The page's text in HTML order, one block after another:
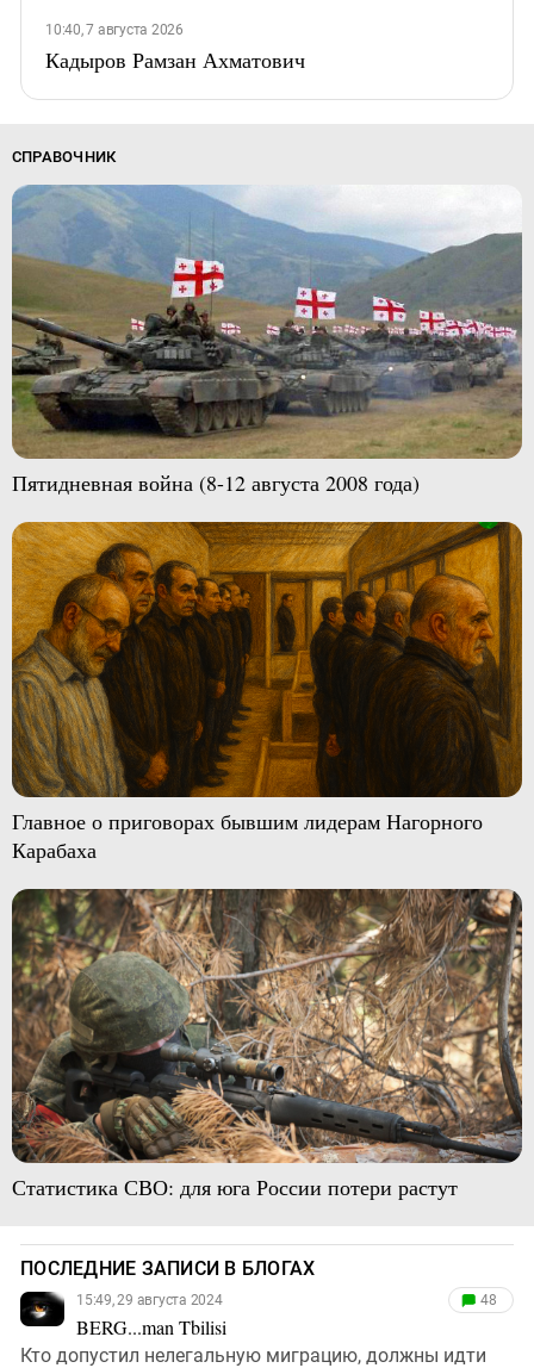
10:40, 7 августа 2026
Кадыров Рамзан Ахматович
СПРАВОЧНИК
Пятидневная война (8-12 августа 2008 года)
Главное о приговорах бывшим лидерам Нагорного
Карабаха
Статистика СВО: для юга России потери растут
ПОСЛЕДНИЕ ЗАПИСИ В БЛОГАХ
15:49, 29 августа 2024
BERG...man Tbilisi
48
Кто допустил нелегальную миграцию, должны идти